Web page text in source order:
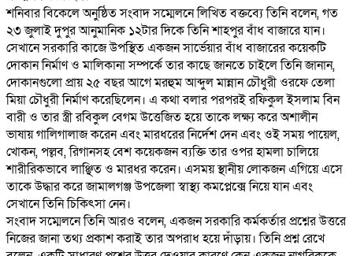
‎শনিবার বিকেলে অনুষ্ঠিত সংবাদ সম্মেলনে লিখিত বক্তব্যে তিনি বলেন, গত
২৩ জুলাই দুপুর আনুমানিক ১২টার দিকে তিনি শাহপুর বাঁধ বাজারে যান।
সেখানে সরকারি কাজে উপস্থিত একজন সার্ভেয়ার বাঁধ বাজারের কয়েকটি
দোকান নির্মাণ ও মালিকানা সম্পর্কে তার কাছে জানতে চাইলে তিনি জানান,
দোকানগুলো প্রায় ২৫ বছর আগে মরহুম আব্দুল মান্নান চৌধুরী ওরফে তেলা
মিয়া চৌধুরী নির্মাণ করেছিলেন। এ কথা বলার পরপরই রফিকুল ইসলাম বিন
বারী ও তার স্ত্রী রবিকুল বেগম উত্তেজিত হয়ে তাকে লক্ষ্য করে অশালীন
ভাষায় গালিগালাজ করেন এবং মারধরের নির্দেশ দেন এবং ওই সময় পায়েল,
খোকন, পল্লব, রিগানসহ বেশ কয়েকজন ব্যক্তি তার ওপর হামলা চালিয়ে
শারীরিকভাবে লাঞ্ছিত ও মারধর করেন। এসময় স্থানীয় লোকজন এগিয়ে এসে
তাকে উদ্ধার করে জামালগঞ্জ উপজেলা স্বাস্থ্য কমপ্লেক্সে নিয়ে যান এবং
সেখানে তিনি চিকিৎসা নেন।
‎সংবাদ সম্মেলনে তিনি আরও বলেন, একজন সরকারি কর্মকর্তার প্রশ্নের উত্তরে
নিজের জানা তথ্য প্রকাশ করাই তার অপরাধ হয়ে দাঁড়ায়। তিনি প্রশ্ন রেখে